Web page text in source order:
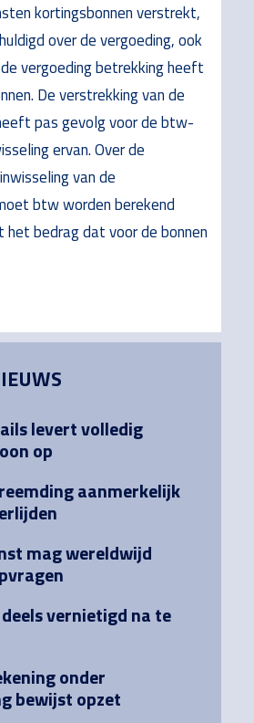
kortingsbonnen verstrekt,
over de vergoeding, ook
vergoeding betrekking heeft
De verstrekking van de
pas gevolg voor de btw-
ervan. Over de
van de
btw worden berekend
het bedrag dat voor de bonnen
levert volledig
op
aanmerkelijk
mag wereldwijd
vernietigd na te
onder
bewijst opzet